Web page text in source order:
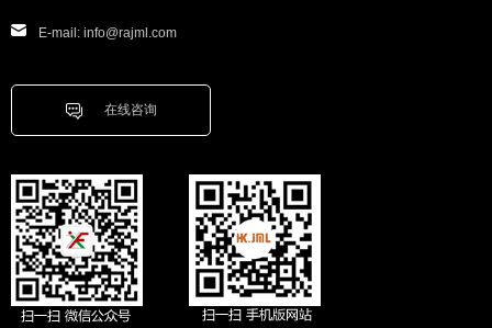
E-mail: info@rajml.com
在线咨询